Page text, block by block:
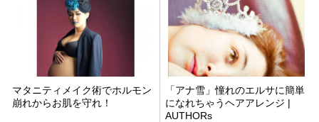
マタニティメイク術でホルモン
崩れからお肌を守れ！
「アナ雪」憧れのエルサに簡単
になれちゃうヘアアレンジ |
AUTHORs